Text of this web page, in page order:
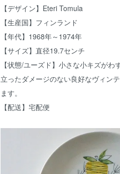
【デザイン】Eteri Tomula
【生産国】フィンランド
【年代】1968年～1974年
【サイズ】直径19.7センチ
【状態/ユーズド】小さな小キズがわ
立ったダメージのない良好なヴィン
ます。
【配送】宅配便